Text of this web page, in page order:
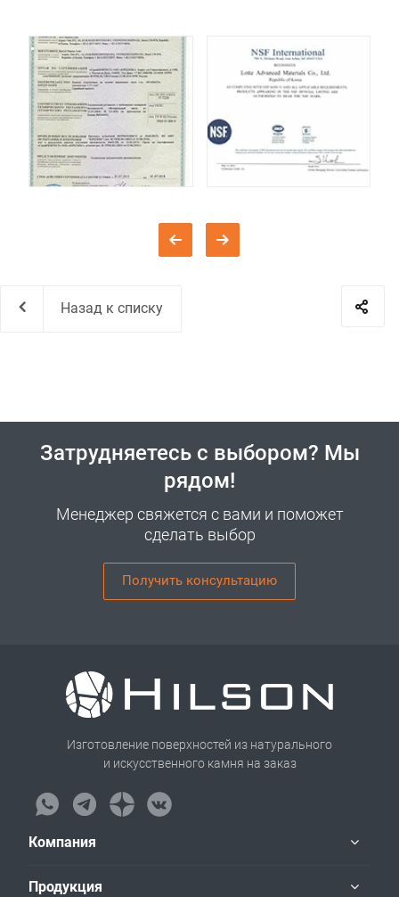
Назад к списку
Затрудняетесь с выбором? Мы
рядом!
Менеджер свяжется с вами и поможет
сделать выбор
Получить консультацию
Изготовление поверхностей из натурального
и искусственного камня на заказ
Компания
Продукция